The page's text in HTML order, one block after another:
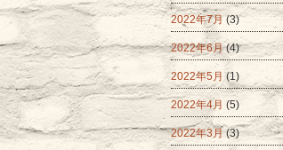
2022年7月 (3)
2022年6月(4)
2022年5月 (1)
2022年4月 (5)
2022年3月 (3)